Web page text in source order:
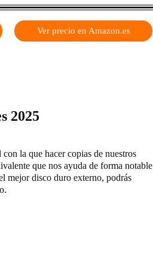
Ver precio en Amazon.es
2025
la que hacer copias de nuestros
que nos ayuda de forma notable
mejor disco duro externo, podrás